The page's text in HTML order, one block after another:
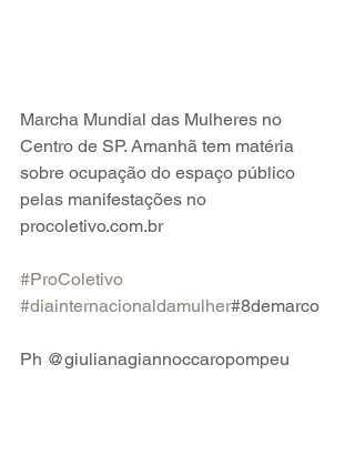
Marcha Mundial das Mulheres no
Centro de SP. Amanhã tem matéria
sobre ocupação do espaço público
pelas manifestações no
procoletivo.com.br
#ProColetivo
#diainternacionaldamulher#8demarco
Ph @giulianagiannoccaropompeu